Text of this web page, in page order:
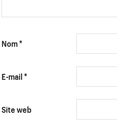
Nom*
E-mail *
Site web